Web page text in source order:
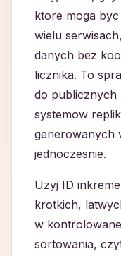
ktore moga
wielu
danych bez
licznika. To
do publicznych
systemow
generowanych
jednoczesnie.
Uzyj ID
krotkich,
w
sortowania,